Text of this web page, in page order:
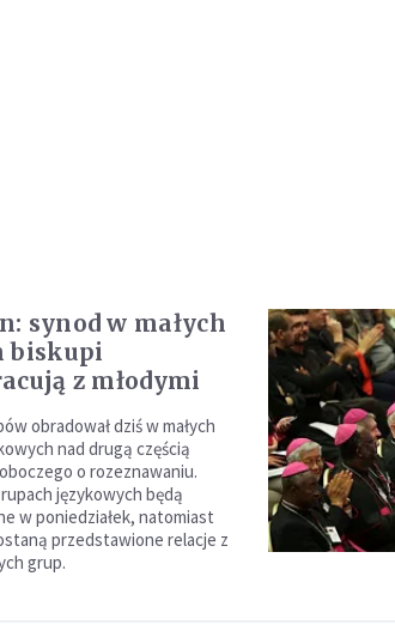
synod w małych
biskupi
z młodymi
obradował dziś w małych
nad drugą częścią
o rozeznawaniu.
językowych będą
w poniedziałek, natomiast
przedstawione relacje z
grup.